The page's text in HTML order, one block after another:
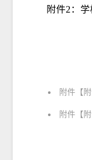
附件2：
附件【
附件【